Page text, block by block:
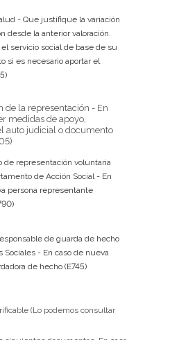
- Que justifique la variación
desde la anterior valoración.
servicio social de base de su
si es necesario aportar el
de la representación - En
medidas de apoyo,
auto judicial o documento
de representación voluntaria
de Acción Social - En
persona representante
de guarda de hecho
Sociales - En caso de nueva
de hecho (E745)
(Lo podemos consultar